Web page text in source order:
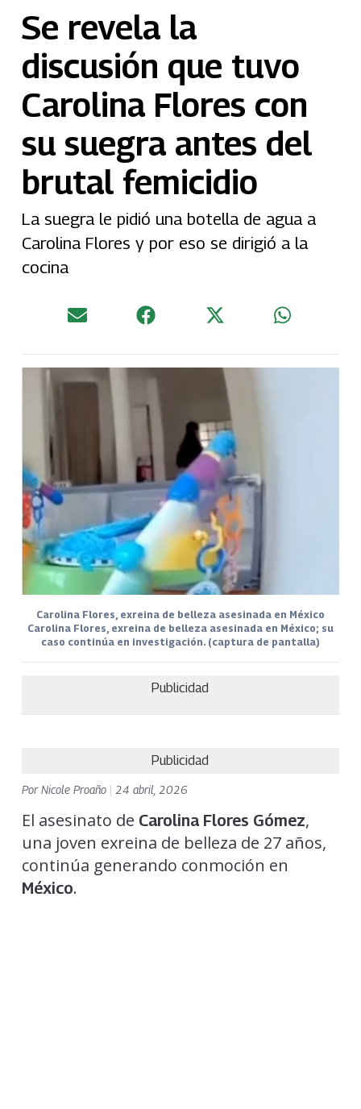
Se revela la
discusión que tuvo
Carolina Flores con
su suegra antes del
brutal femicidio
La suegra le pidió una botella de agua a
Carolina Flores y por eso se dirigió a la
cocina
Carolina Flores, exreina de belleza asesinada en México
Carolina Flores, exreina de belleza asesinada en México; su
caso continúa en investigación. (captura de pantalla)
Publicidad
Publicidad
PorNicole Proaño 24 abril, 2026
El asesinato de Carolina Flores Gómez,
una joven exreina de belleza de 27 años,
continúa generando conmoción en
México.